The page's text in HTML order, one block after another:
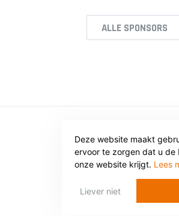
Deze website maakt
ervoor te zorgen dat u de
onze website krijgt. Lees
Liever niet
ALLE SPONSORS
© SV VOORWAARTS
Privacy
Voorwaarden